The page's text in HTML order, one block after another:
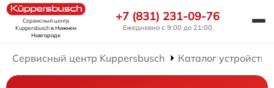
Сервисный центр
Kuppersbuschв Нижнем
Новгороде
+7 (831) 231-09-76
Ежедневно с 9:00 до 21:00
Сервисный центр Kuppersbusch Каталог устройств